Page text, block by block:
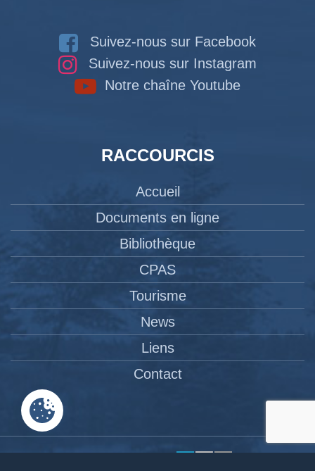
Suivez-nous sur Facebook
Suivez-nous sur Instagram
Notre chaîne Youtube
RACCOURCIS
Accueil
Documents en ligne
Bibliothèque
CPAS
Tourisme
News
Liens
Contact